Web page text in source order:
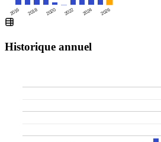
2016 2018 2020 2022 2024 2026
Historique annuel